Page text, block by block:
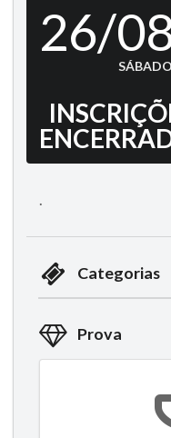
26/
SÁBADO
.
Categorias
Prova